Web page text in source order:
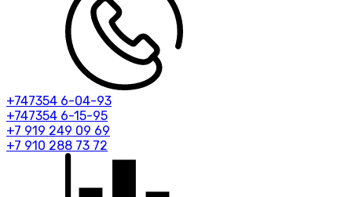
+747354 6-04-93
+747354 6-15-95
+7 919 249 09 69
+7 910 288 73 72